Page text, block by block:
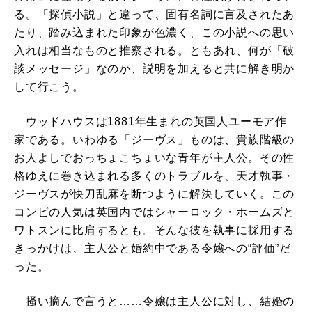
る。「探偵小説」と違って、固有名詞に言及されたあ
たり、踏み込まれた印象が色濃く、この小説への思い
入れは相当なものと推察される。ともあれ、何が「破
談メッセージ」なのか、説明を加えると共に解き明か
して行こう。
ウッドハウスは1881年生まれの英国人ユーモア作
家である。いわゆる「ジーヴス」ものは、貴族階級の
お人よしでおっちょこちょいな青年が主人公。その性
格ゆえに巻き込まれる多くのトラブルを、天才執事・
ジーヴスが快刀乱麻を断つように解決していく。この
コンビの人気は英国内ではシャーロック・ホームズと
ワトスンに比肩するとも。そんな彼を執事に採用する
きっかけは、主人公と婚約中である令嬢への“評価”だ
った。
掻い摘んで言うと……令嬢は主人公に対し、結婚の